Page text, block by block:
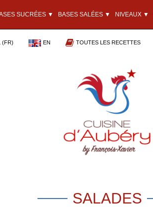
SUCRÉES ▼ BASES SALÉES ▼ NIVEAUX ▼
(FR) EN TOUTES LES RECETTES
SALADES